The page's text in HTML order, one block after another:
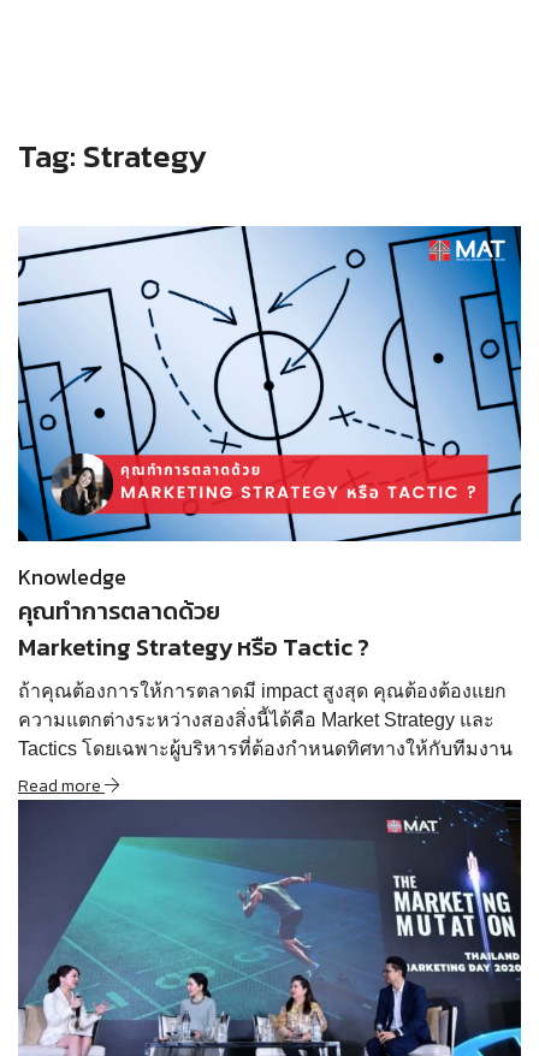
Tag: Strategy
Read more
Knowledge
คุณทำการตลาดด้วย
Marketing Strategy หรือ Tactic ?
ถ้าคุณต้องการให้การตลาดมี impact สูงสุด คุณต้องต้องแยก
ความแตกต่างระหว่างสองสิ่งนี้ได้คือ Market Strategy และ
Tactics โดยเฉพาะผู้บริหารที่ต้องกำหนดทิศทางให้กับทีมงาน
Read more